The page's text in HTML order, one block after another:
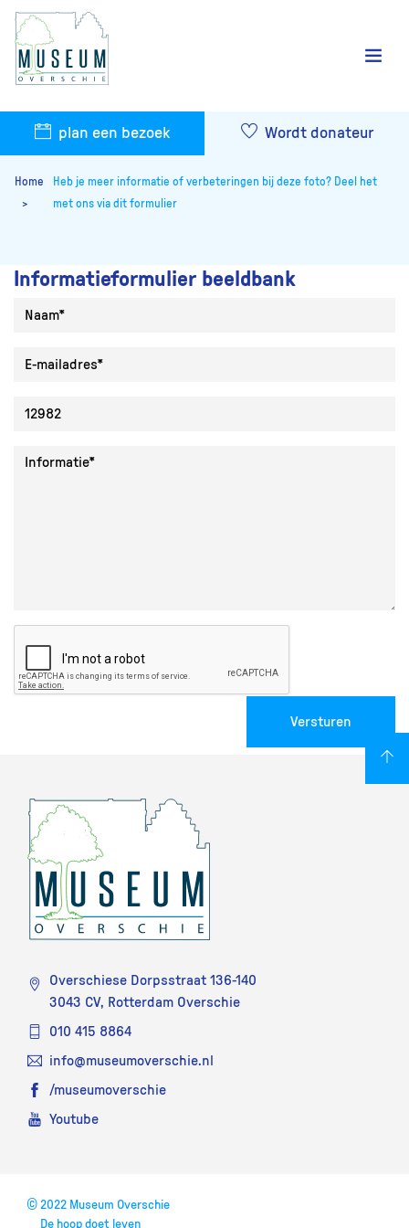
plan een bezoek Wordt donateur
Home
Heb je meer informatie of verbeteringen bij deze foto? Deel het
met ons via dit formulier
Informatieformulier beeldbank
Versturen
Overschiese Dorpsstraat 136-140
3043 CV, Rotterdam Overschie
010 415 8864
info@museumoverschie.nl
/museumoverschie
Youtube
© 2022 Museum Overschie
De hoop doet leven